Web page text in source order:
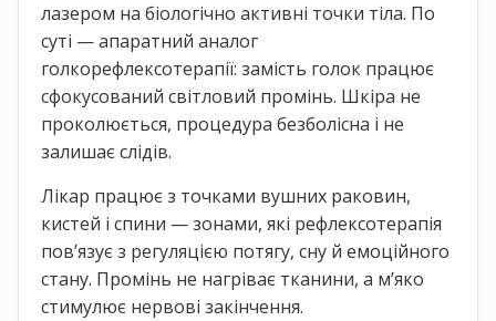
лазером на біологічно активні точки тіла. По
суті — апаратний аналог
голкорефлексотерапії: замість голок працює
сфокусований світловий промінь. Шкіра не
проколюється, процедура безболісна і не
залишає слідів.
Лікар працює з точками вушних раковин,
кистей і спини — зонами, які рефлексотерапія
повʼязує з регуляцією потягу, сну й емоційного
стану. Промінь не нагріває тканини, а мʼяко
стимулює нервові закінчення.